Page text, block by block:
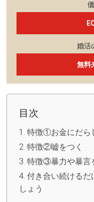
婚活
無料
目次
特徴①お金にだら
特徴②嘘をつく
特徴③暴力や暴言
付き合い続けるだ
しょう